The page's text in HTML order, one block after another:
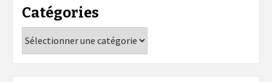
Catégories